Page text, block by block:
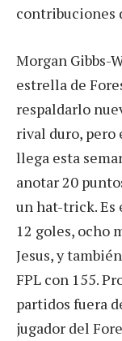
contribuciones
Morgan Gibbs-
estrella de
respaldarlo
rival duro, pero
llega esta
anotar 20
un hat-trick. Es
12 goles, ocho
Jesus, y
FPL con 155.
partidos fuera
jugador del